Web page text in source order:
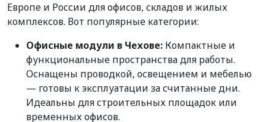
Европе и России для офисов, складов и жилых
комплексов. Вот популярные категории:
Офисные модули в Чехове: Компактные и
функциональные пространства для работы.
Оснащены проводкой, освещением и мебелью
— готовы к эксплуатации за считанные дни.
Идеальны для строительных площадок или
временных офисов.